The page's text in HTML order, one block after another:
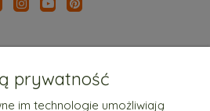
prywatność
im technologie umożliwiają